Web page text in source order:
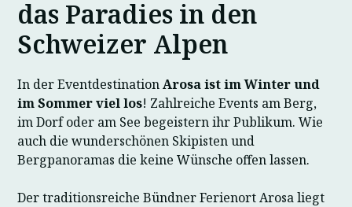
das Paradies in den
Schweizer Alpen
In der EventdestinationArosa ist im Winter und
im Sommer viel los! Zahlreiche Events am Berg,
im Dorf oder am See begeistern ihr Publikum. Wie
auch die wunderschönen Skipisten und
Bergpanoramas die keine Wünsche offen lassen.
Der traditionsreiche Bündner Ferienort Arosa liegt